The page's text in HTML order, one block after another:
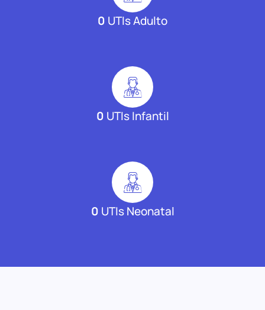
0 UTIs Adulto
0 UTIs Infantil
0 UTIs Neonatal